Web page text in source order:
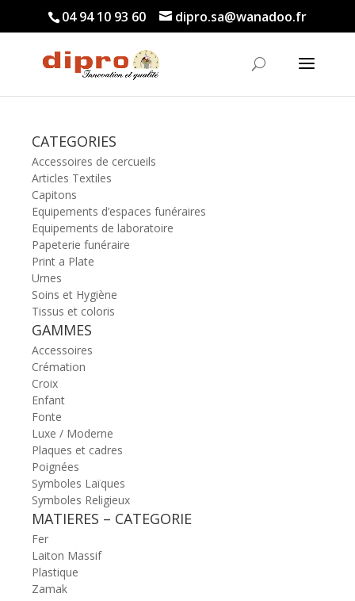
04 94 10 93 60 dipro.sa@wanadoo.fr
CATEGORIES
Accessoires de cercueils
Articles Textiles
Capitons
Equipements d’espaces funéraires
Equipements de laboratoire
Papeterie funéraire
Print a Plate
Urnes
Soins et Hygiène
Tissus et coloris
GAMMES
Accessoires
Crémation
Croix
Enfant
Fonte
Luxe / Moderne
Plaques et cadres
Poignées
Symboles Laïques
Symboles Religieux
MATIERES – CATEGORIE
Fer
Laiton Massif
Plastique
Zamak